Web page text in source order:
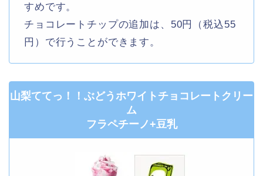
すめです。
チョコレートチップの追加は、50円（税込55
円）で行うことができます。
山梨ててっ！！ぶどうホワイトチョコレートクリー
ム
フラペチーノ+豆乳